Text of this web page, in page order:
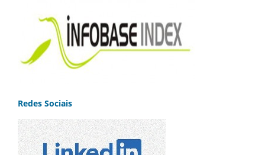
Redes Sociais